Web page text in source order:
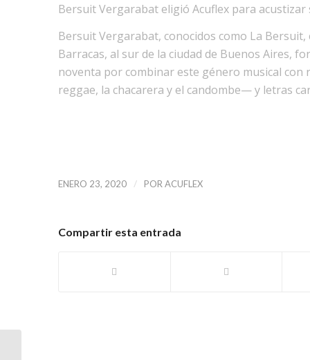
Bersuit Vergarabat eligió Acuflex para acustizar
Bersuit Vergarabat, conocidos como La
Barracas, al sur de la ciudad de Buenos Aires,
noventa por combinar este género musical
reggae, la chacarera y el candombe— y letras
ENERO 23, 2020 / POR ACUFLEX
Compartir esta entrada